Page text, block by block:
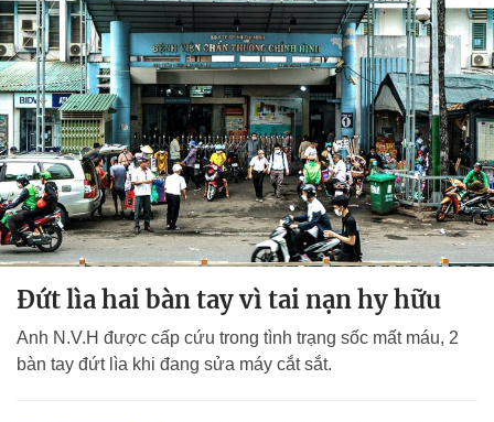
Đứt lìa hai bàn tay vì tai nạn hy hữu
Anh N.V.H được cấp cứu trong tình trạng sốc mất máu, 2
bàn tay đứt lìa khi đang sửa máy cắt sắt.